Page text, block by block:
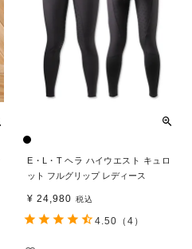
E・L・T ヘラ ハイウエスト キュロ
ット フルグリップ レディース
¥ 24,980 税込
4.50 （4）